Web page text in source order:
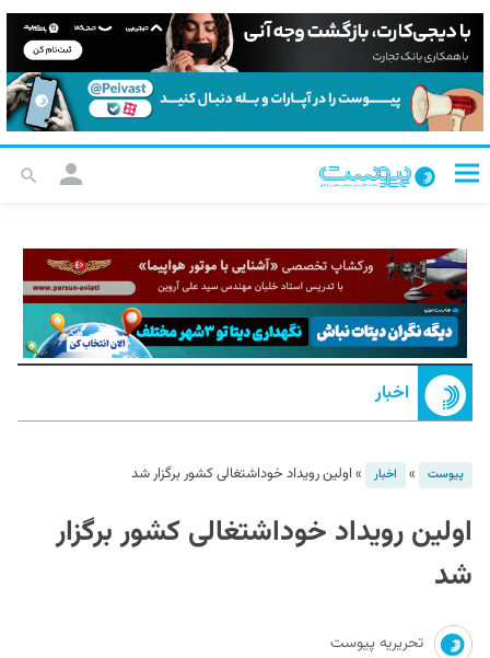
اخبار
پیوست » اخبار » اولین رویداد خوداشتغالی کشور برگزار شد
اولین رویداد خوداشتغالی کشور برگزار
شد
تحریریه پیوست